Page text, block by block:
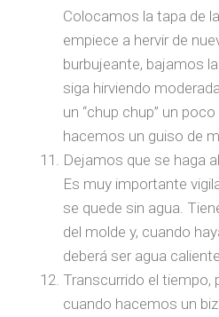
Colocamos la tapa de
empiece a hervir de
burbujeante, bajamos
siga hirviendo
un “chup chup” un
hacemos un guiso de
Dejamos que se haga
Es muy importante
se quede sin agua.
del molde y, cuando
deberá ser agua
Transcurrido el
cuando hacemos un